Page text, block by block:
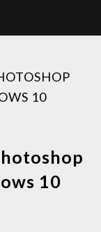
10
10